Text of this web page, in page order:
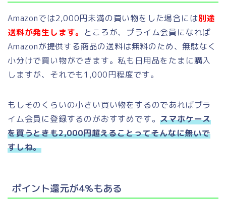
Amazonでは2,000円未満の買い物をした場合には別途
送料が発生します。 ところが、プライム会員になれば
Amazonが提供する商品の送料は無料のため、無駄なく
小分けで買い物ができます。私も日用品をたまに購入
しますが、それでも1,000円程度です。
もしそのくらいの小さい買い物をするのであればプラ
イム会員に登録するのがおすすめです。スマホケース
を買うときも2,000円超えることってそんなに無いで
すしね。
ポイント還元が4%もある